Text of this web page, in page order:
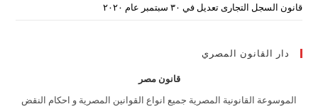
قانون السجل التجارى تعديل في ٣٠ سبتمبر عام ٢٠٢٠
دار القانون المصري
قانون مصر
الموسوعة القانونية المصرية جميع انواع القوانين المصرية و احكام النقض